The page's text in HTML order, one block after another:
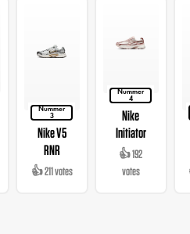
Nummer
3
Nike V5
RNR
👍 211 votes
Nummer
4
Nike
Initiator
👍 192
votes